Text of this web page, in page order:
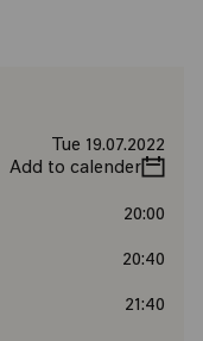
Tue 19.07.2022
Add to calender
20:00
20:40
21:40